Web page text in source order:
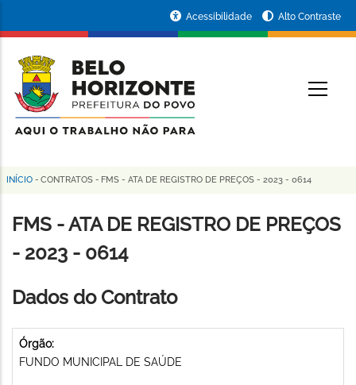
conteúdo
principal
da
Prefeitura
de
Horizonte
Acessibilidade Alto Contraste
Trilha
de
navegação
INÍCIO - CONTRATOS - FMS - ATA DE REGISTRO DE PREÇOS - 2023 - 0614
FMS - ATA DE REGISTRO DE PREÇOS
- 2023 - 0614
Dados do Contrato
Órgão:
FUNDO MUNICIPAL DE SAÚDE